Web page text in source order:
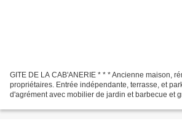
GITE DE LA CAB'ANERIE * * * Ancienne maison,
propriétaires. Entrée indépendante, terrasse, et
d'agrément avec mobilier de jardin et barbecue et